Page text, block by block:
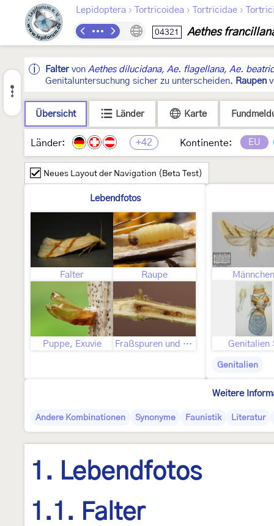
Lepidoptera › Tortricoidea › Tortricidae ›
04321 Aethes
Faltervon Aethes dilucidana, Ae. flagellana, Ae.
Genitaluntersuchung sicher zu unterscheiden. Raupen
Übersicht Länder Karte
Länder: +42 Kontinente: EU
Neues Layout der Navigation (Beta Test)
Lebendfotos
Falter Raupe
Puppe, Exuvie Fraßspuren und Befallsbild
Männchen
Genitalien
Genitalien
Weitere
Andere Kombinationen Synonyme Faunistik Literatur
1. Lebendfotos
1.1. Falter